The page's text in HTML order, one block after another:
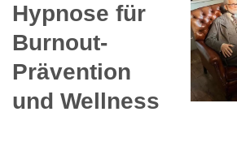
Hypnose für
Burnout-
Prävention
und Wellness